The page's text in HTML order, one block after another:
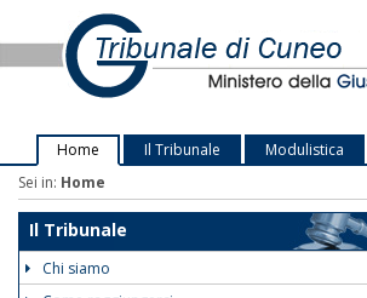
Home Il Tribunale Modulistica
Sei in: Home
Il Tribunale
Chi siamo